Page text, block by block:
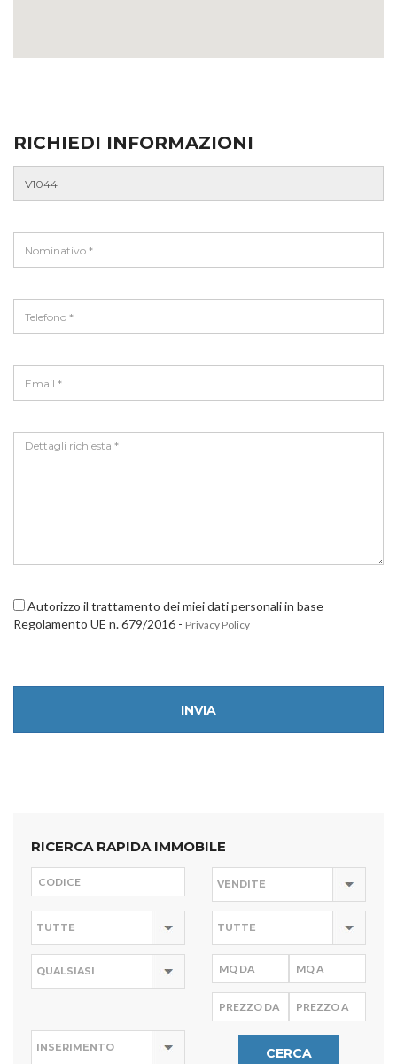
RICHIEDI INFORMAZIONI
Autorizzo il trattamento dei miei dati personali in base
Regolamento UE n. 679/2016 - Privacy Policy
INVIA
RICERCA RAPIDA IMMOBILE
CERCA